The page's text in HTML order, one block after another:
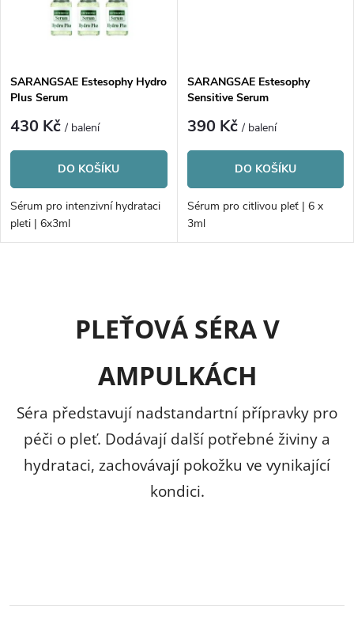
SARANGSAE Estesophy Hydro
Plus Serum
430 Kč/ balení
DO KOŠÍKU
Sérum pro intenzivní hydrataci
pleti | 6x3ml
SARANGSAE Estesophy
Sensitive Serum
390 Kč/ balení
DO KOŠÍKU
Sérum pro citlivou pleť | 6 x
3ml
d
v
PLEŤOVÁ SÉRA V
AMPULKÁCH
Séra představují nadstandartní přípravky pro
péči o pleť. Dodávají další potřebné živiny a
hydrataci, zachovávají pokožku ve vynikající
kondici.